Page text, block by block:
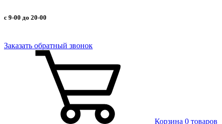
с 9-00 до 20-00
Заказать обратный звонок
Корзина 0 товаров